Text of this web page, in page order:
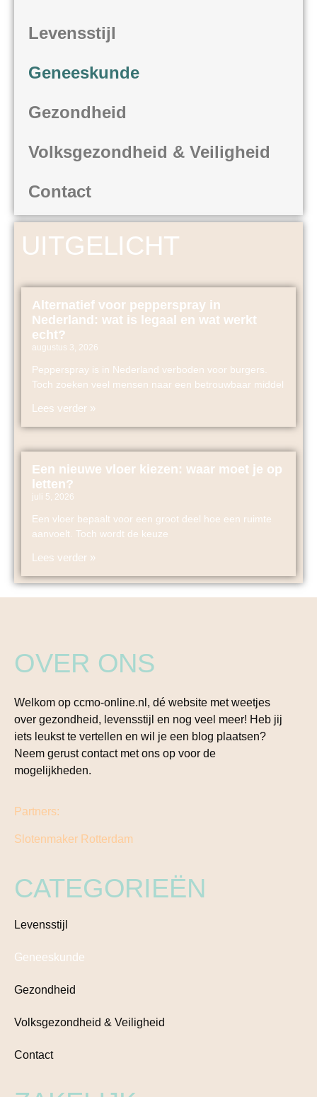
Levensstijl
Geneeskunde
Gezondheid
Volksgezondheid & Veiligheid
Contact
UITGELICHT
Alternatief voor pepperspray in
Nederland: wat is legaal en wat werkt
echt?
augustus 3, 2026
Pepperspray is in Nederland verboden voor burgers.
Toch zoeken veel mensen naar een betrouwbaar middel
Lees verder »
Een nieuwe vloer kiezen: waar moet je op
letten?
juli 5, 2026
Een vloer bepaalt voor een groot deel hoe een ruimte
aanvoelt. Toch wordt de keuze
Lees verder »
OVER ONS
Welkom op ccmo-online.nl, dé website met weetjes
over gezondheid, levensstijl en nog veel meer! Heb jij
iets leukst te vertellen en wil je een blog plaatsen?
Neem gerust contact met ons op voor de
mogelijkheden.
Partners:
Slotenmaker Rotterdam
CATEGORIEËN
Levensstijl
Geneeskunde
Gezondheid
Volksgezondheid & Veiligheid
Contact